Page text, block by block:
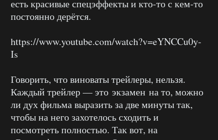
есть красивые спецэффекты и кто-то с кем-то
постоянно дерётся.
https://www.youtube.com/watch?v=eYNCCu0y-
Is
Говорить, что виноваты трейлеры, нельзя.
Каждый трейлер — это экзамен на то, можно
ли дух фильма выразить за две минуты так,
чтобы на него захотелось сходить и
посмотреть полностью. Так вот, на